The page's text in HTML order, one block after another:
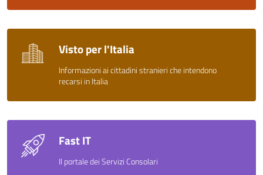
Visto per l'Italia
Informazioni ai cittadini stranieri che intendono
recarsi in Italia
Fast IT
Il portale dei Servizi Consolari